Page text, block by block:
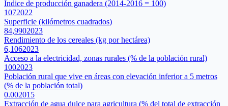
Índice de producción ganadera (2014-2016 = 100)
1072022
Superficie (kilómetros cuadrados)
84,9902023
Rendimiento de los cereales (kg por hectárea)
6,1062023
Acceso a la electricidad, zonas rurales (% de la población rural)
1002023
Población rural que vive en áreas con elevación inferior a 5 metros
(% de la población total)
0.002015
Extracción de agua dulce para agricultura (% del total de extracción